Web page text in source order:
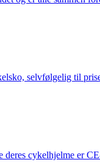
selvfølgelig til
cykelhjelme er